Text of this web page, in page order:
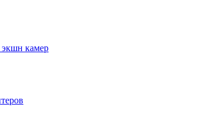
экшн камер